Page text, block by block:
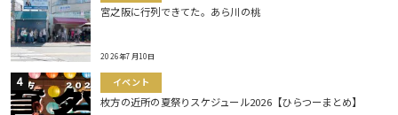
宮之阪に行列できてた。あら川の桃
2026年7月10日
イベント
枚方の近所の夏祭りスケジュール2026【ひらつーまとめ】